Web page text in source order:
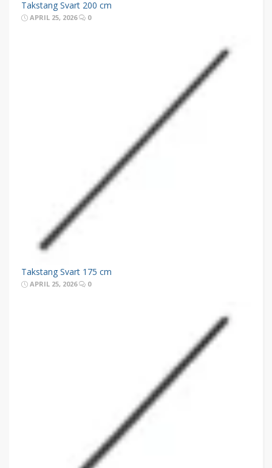
Takstang Svart 200 cm
APRIL 25, 2026 0
Takstang Svart 175 cm
APRIL 25, 2026 0